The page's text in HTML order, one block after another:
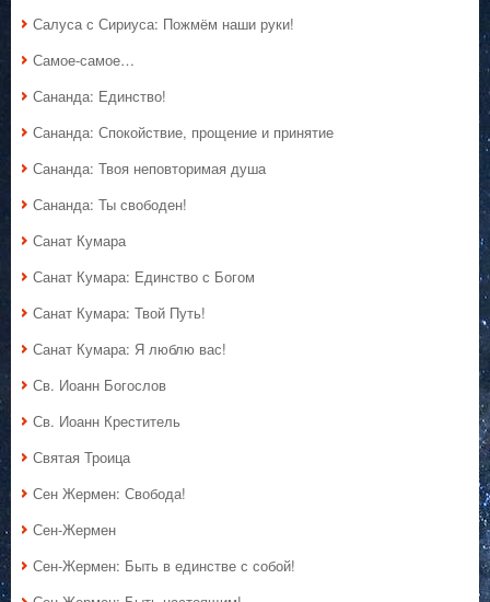
Салуса с Сириуса: Пожмём наши руки!
Самое-самое…
Сананда: Единство!
Сананда: Спокойствие, прощение и принятие
Сананда: Твоя неповторимая душа
Сананда: Ты свободен!
Санат Кумара
Санат Кумара: Единство с Богом
Санат Кумара: Твой Путь!
Санат Кумара: Я люблю вас!
Св. Иоанн Богослов
Св. Иоанн Креститель
Святая Троица
Сен Жермен: Свобода!
Сен-Жермен
Сен-Жермен: Быть в единстве с собой!